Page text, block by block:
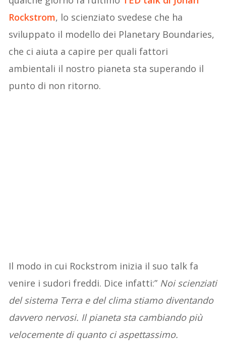
Rockstrom, lo scienziato svedese che ha
sviluppato il modello dei Planetary Boundaries,
che ci aiuta a capire per quali fattori
ambientali il nostro pianeta sta superando il
punto di non ritorno.
Il modo in cui Rockstrom inizia il suo talk fa
venire i sudori freddi. Dice infatti:” Noi scienziati
del sistema Terra e del clima stiamo diventando
davvero nervosi. Il pianeta sta cambiando più
velocemente di quanto ci aspettassimo.